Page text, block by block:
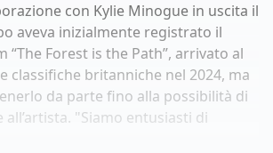
con Kylie Minogue in uscita il
aveva inizialmente registrato il
“The Forest is the Path”, arrivato al
classifiche britanniche nel 2024, ma
da parte fino alla possibilità di
"Siamo entusiasti di